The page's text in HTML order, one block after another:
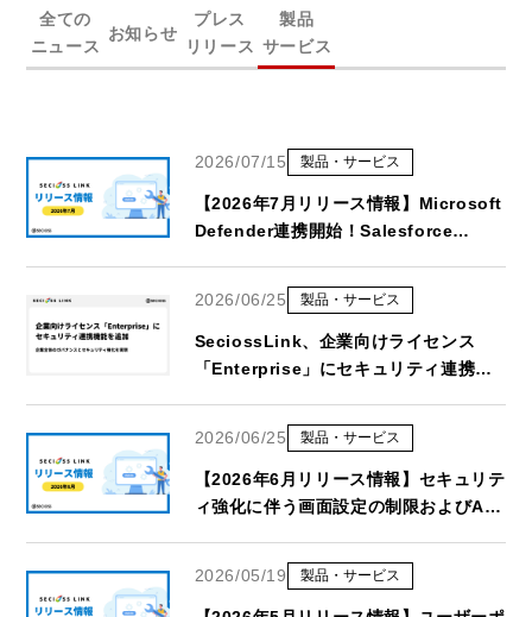
全ての
ニュース
お知らせ
プレス
リリース
製品
サービス
2026/07/15 製品・サービス
【2026年7月リリース情報】Microsoft
Defender連携開始！Salesforce
2026/06/25 製品・サービス
SeciossLink、企業向けライセンス
「Enterprise」にセキュリティ連携機
2026/06/25 製品・サービス
【2026年6月リリース情報】セキュリテ
ィ強化に伴う画面設定の制限およびAPI
2026/05/19 製品・サービス